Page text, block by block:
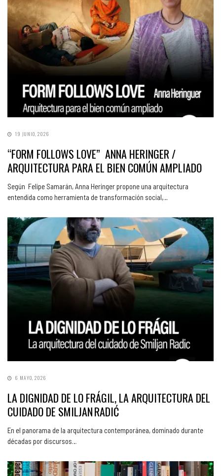
19 JUNIO, 2026
“FORM FOLLOWS LOVE” ANNA HERINGER /
ARQUITECTURA PARA EL BIEN COMÚN AMPLIADO
Según Felipe Samarán, Anna Heringer propone una arquitectura
entendida como herramienta de transformación social,…
6 MAYO, 2026
LA DIGNIDAD DE LO FRÁGIL, LA ARQUITECTURA DEL
CUIDADO DE SMILJAN RADIĆ
En el panorama de la arquitectura contemporánea, dominado durante
décadas por discursos…